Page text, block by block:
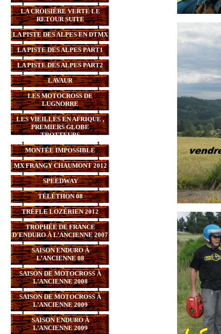
LA CROISIÈRE VERTE LE
RETOUR SUITE
LA PISTE DES ALPES EN DTMX
LA PISTE DES ALPES PART1
LA PISTE DES ALPES PART2
LAVAUR
LES MOTOCROSS DE
LUGNORRE
LES VIEILLES EN AFRIQUE ,
PREMIERS GLOBE
TROTTEURS
MONTÉE IMPOSSIBLE
MX FRANGY CHAUMONT 2012
SPEEDWAY
TÉLÉTHON 08
TRÈFLE LOZÉRIEN 2012
TROPHÉE DE FRANCE
D’ENDURO À L’ANCIENNE 2007
SAISON ENDURO À
L’ANCIENNE 08
SAISON DE MOTOCROSS À
L’ANCIENNE 2008
SAISON DE MOTOCROSS À
L’ANCIENNE 2009
SAISON ENDURO À
L’ANCIENNE 2009